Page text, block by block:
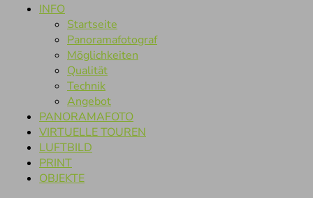
INFO
Startseite
Panoramafotograf
Möglichkeiten
Qualität
Technik
Angebot
PANORAMAFOTO
VIRTUELLE TOUREN
LUFTBILD
PRINT
OBJEKTE